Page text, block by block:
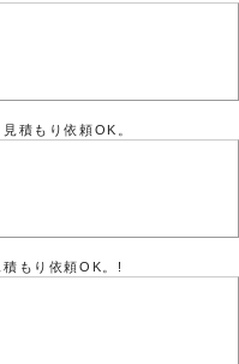
積もり依頼OK。
もり依頼OK。!